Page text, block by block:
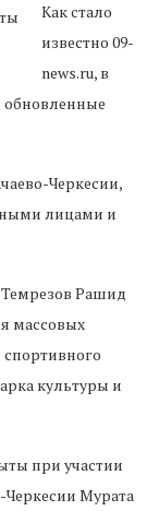
Как стало
известно 09-
news.ru, в
обновленные
Черкесии,
лицами и
Темрезов Рашид
массовых
культуры и
при участии
Черкесии Мурата